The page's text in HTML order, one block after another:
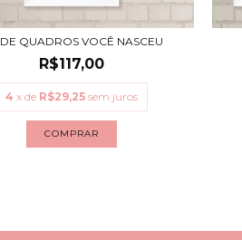
DE QUADROS VOCÊ NASCEU
R$117,00
4 x de R$29,25 sem juros
COMPRAR